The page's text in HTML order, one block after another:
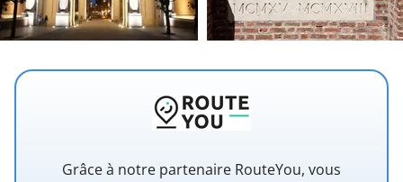
Grâce à notre partenaire RouteYou, vous